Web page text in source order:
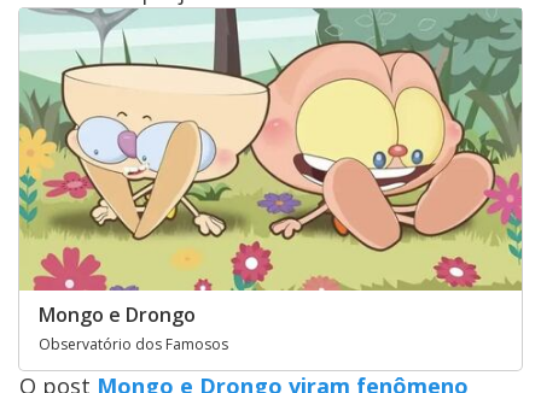
Mongo e Drongo
Observatório dos Famosos
O post Mongo e Drongo viram fenômeno